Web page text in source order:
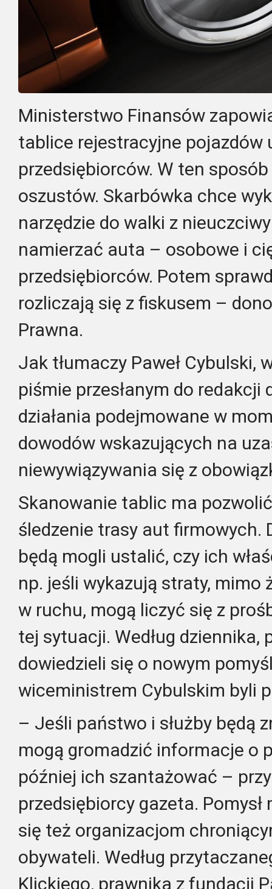
Ministerstwo Finansów
tablice rejestracyjne pojazdów
przedsiębiorców. W ten
oszustów. Skarbówka chce
narzędzie do walki z
namierzać auta – osobowe i
przedsiębiorców. Potem
rozliczają się z fiskusem –
Prawna.
Jak tłumaczy Paweł Cybulski,
piśmie przesłanym do redakcji
działania podejmowane w
dowodów wskazujących na
niewywiązywania się z
Skanowanie tablic ma
śledzenie trasy aut firmowych.
będą mogli ustalić, czy ich
np. jeśli wykazują straty, mimo
w ruchu, mogą liczyć się z
tej sytuacji. Według dziennika,
dowiedzieli się o nowym
wiceministrem Cybulskim byli
– Jeśli państwo i służby będą
mogą gromadzić informacje o
później ich szantażować –
przedsiębiorcy gazeta.
się też organizacjom
obywateli. Według
Klickiego, prawnika z fundacji